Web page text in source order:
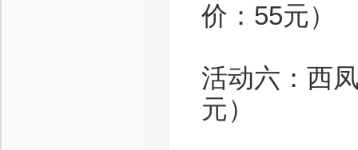
价：55元）
活动六：西
元）